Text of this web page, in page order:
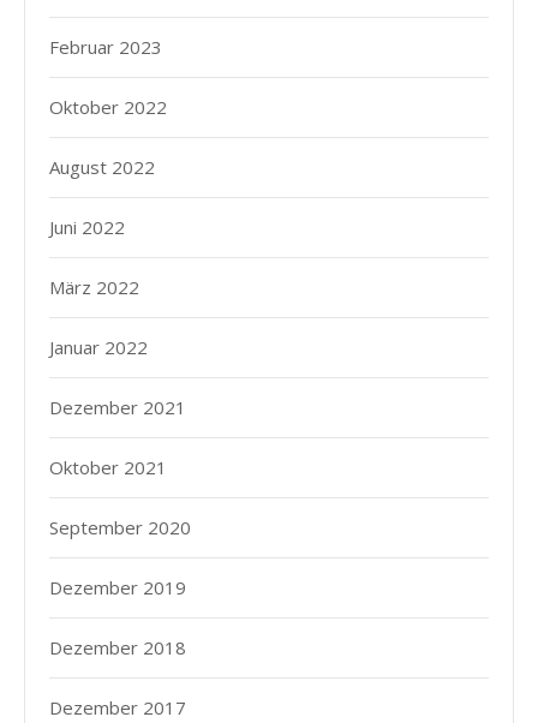
Februar 2023
Oktober 2022
August 2022
Juni 2022
März 2022
Januar 2022
Dezember 2021
Oktober 2021
September 2020
Dezember 2019
Dezember 2018
Dezember 2017